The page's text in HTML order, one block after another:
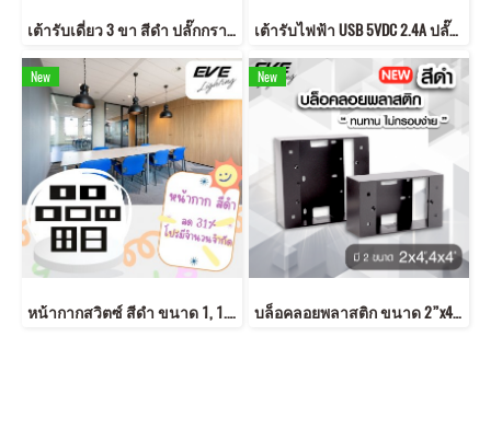
เต้ารับเดี่ยว 3 ขา สีดำ ปลั๊กกราวด์คู่ ได้มาตรฐาน มอก. เต้ารับไฟฟ้า USB 5VDC 2.4A ปลั๊ก USB เต้ารับ USB
New
หน้ากากสวิตซ์ สีดำ ขนาด 1, 1.5, 2, 3 , 4 และ 6 ช่อง สีดำสวย หน้ากากดำ
New
บล็อคลอยพลาสติก ขนาด 2”x4”,4”x4” สีดำ